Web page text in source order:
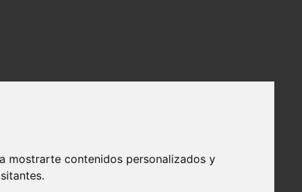
mostrarte contenidos personalizados y